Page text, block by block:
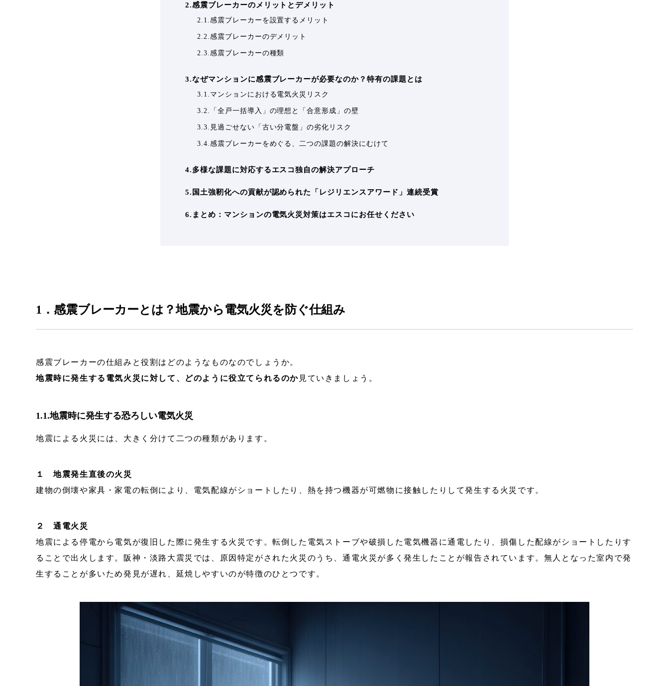
2.感震ブレーカーのメリットとデメリット
2.1.感震ブレーカーを設置するメリット
2.2.感震ブレーカーのデメリット
2.3.感震ブレーカーの種類
3.なぜマンションに感震ブレーカーが必要なのか？特有の課題とは
3.1.マンションにおける電気火災リスク
3.2.「全戸一括導入」の理想と「合意形成」の壁
3.3.見過ごせない「古い分電盤」の劣化リスク
3.4.感震ブレーカーをめぐる、二つの課題の解決にむけて
4.多様な課題に対応するエスコ独自の解決アプローチ
5.国土強靭化への貢献が認められた「レジリエンスアワード」連続受賞
6.まとめ：マンションの電気火災対策はエスコにお任せください
1．感震ブレーカーとは？地震から電気火災を防ぐ仕組み
感震ブレーカーの仕組みと役割はどのようなものなのでしょうか。
地震時に発生する電気火災に対して、どのように役立てられるのか 見ていきましょう。
1.1.地震時に発生する恐ろしい電気火災
地震による火災には、大きく分けて二つの種類があります。
１ 地震発生直後の火災
建物の倒壊や家具・家電の転倒により、電気配線がショートしたり、熱を持つ機器が可燃物に接触したりして発生する火災です。
２ 通電火災
地震による停電から電気が復旧した際に発生する火災です。転倒した電気ストーブや破損した電気機器に通電したり、損傷した配線がショートしたりす
ることで出火します。阪神・淡路大震災では、原因特定がされた火災のうち、通電火災が多く発生したことが報告されています。無人となった室内で発
生することが多いため発見が遅れ、延焼しやすいのが特徴のひとつです。